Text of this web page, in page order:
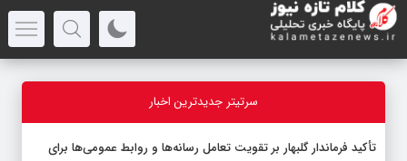
سرتیتر جدیدترین اخبار
تأکید فرماندار گلبهار بر تقویت تعامل رسانه‌ها و روابط عمومی‌ها برای